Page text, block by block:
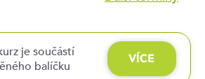
je součástí
balíčku
VÍCE